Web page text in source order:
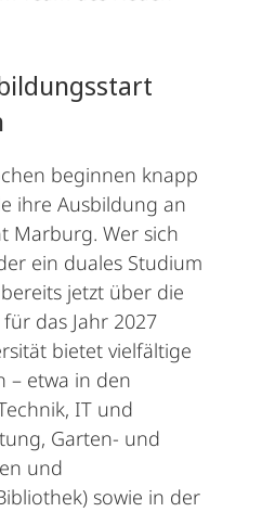
beginnen knapp
ihre Ausbildung an
Marburg. Wer sich
ein duales Studium
jetzt über die
das Jahr 2027
bietet vielfältige
– etwa in den
IT und
Garten- und
und
sowie in der